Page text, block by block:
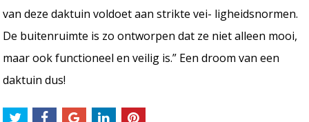
van deze daktuin voldoet aan strikte vei- ligheidsnormen.
De buitenruimte is zo ontworpen dat ze niet alleen mooi,
maar ook functioneel en veilig is.” Een droom van een
daktuin dus!